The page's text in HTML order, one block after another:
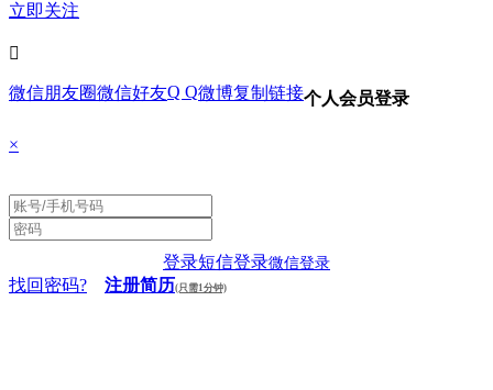
立即关注

微信朋友圈微信好友Q Q微博复制链接个人会员登录
×
登录短信登录微信登录
找回密码? 注册简历(只需1分钟)